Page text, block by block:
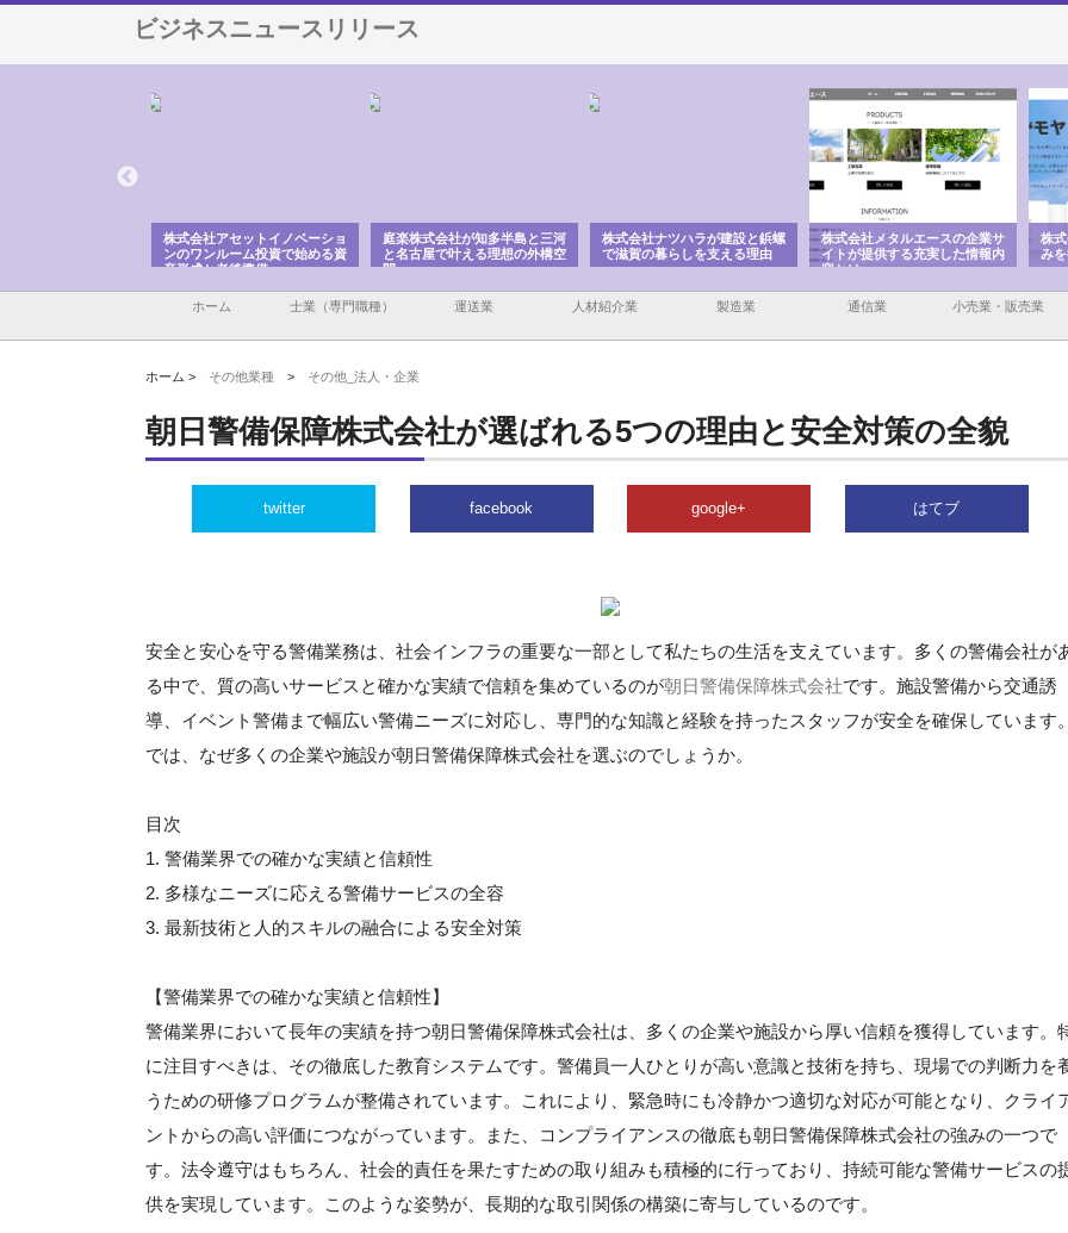
ビジネスニュースリリース
庭楽株式会社が知多半島と三河
と名古屋で叶える理想の外構空
間
株式会社ナツハラが建設と鋲螺
で滋賀の暮らしを支える理由
株式会社メタルエースの企業サ
イトが提供する充実した情報内
容とは
株式会社ＣＳＡの事業内容と強
みを徹底解説
株
装
ホーム 士業（専門職種） 運送業 人材紹介業 製造業 通信業 小売業・販売業
ホーム > その他業種 > その他_法人・企業
朝日警備保障株式会社が選ばれる5つの理由と安全対策の全貌
twitter facebook google+ はてブ
安全と安心を守る警備業務は、社会インフラの重要な一部として私たちの生活を支えています。多くの警備会社が
る中で、質の高いサービスと確かな実績で信頼を集めているのが朝日警備保障株式会社です。施設警備から交通誘
導、イベント警備まで幅広い警備ニーズに対応し、専門的な知識と経験を持ったスタッフが安全を確保しています。
では、なぜ多くの企業や施設が朝日警備保障株式会社を選ぶのでしょうか。
目次
1. 警備業界での確かな実績と信頼性
2. 多様なニーズに応える警備サービスの全容
3. 最新技術と人的スキルの融合による安全対策
【警備業界での確かな実績と信頼性】
警備業界において長年の実績を持つ朝日警備保障株式会社は、多くの企業や施設から厚い信頼を獲得しています。
に注目すべきは、その徹底した教育システムです。警備員一人ひとりが高い意識と技術を持ち、現場での判断力を
うための研修プログラムが整備されています。これにより、緊急時にも冷静かつ適切な対応が可能となり、クライ
ントからの高い評価につながっています。また、コンプライアンスの徹底も朝日警備保障株式会社の強みの一つで
す。法令遵守はもちろん、社会的責任を果たすための取り組みも積極的に行っており、持続可能な警備サービスの
供を実現しています。このような姿勢が、長期的な取引関係の構築に寄与しているのです。